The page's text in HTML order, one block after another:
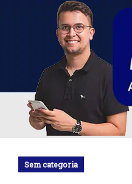
Sem categoria